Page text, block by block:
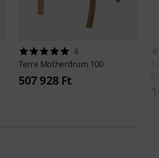
6
Terre Motherdrum 100
507 928 Ft